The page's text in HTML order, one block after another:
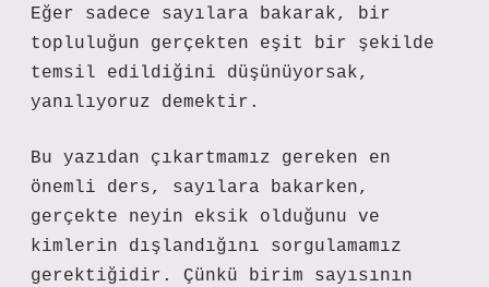
Eğer sadece sayılara bakarak, bir
topluluğun gerçekten eşit bir şekilde
temsil edildiğini düşünüyorsak,
yanılıyoruz demektir.
Bu yazıdan çıkartmamız gereken en
önemli ders, sayılara bakarken,
gerçekte neyin eksik olduğunu ve
kimlerin dışlandığını sorgulamamız
gerektiğidir. Çünkü birim sayısının